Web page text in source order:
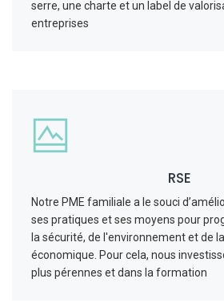
serre, une charte et un label de
entreprises
RSE
Notre PME familiale a le souci
ses pratiques et ses moyens pour
la sécurité, de l'environnement et de
économique. Pour cela, nous
plus pérennes et dans la formation